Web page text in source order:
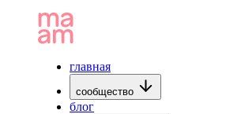
главная
сообщество
блог